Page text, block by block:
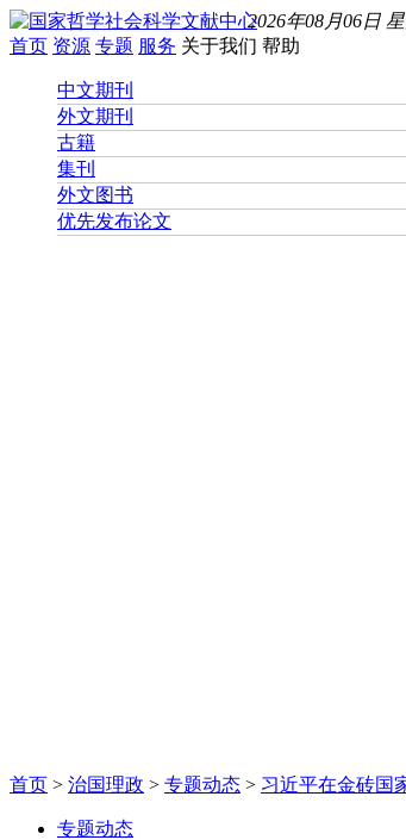
2026年08月06日
首页 资源 专题 服务 关于我们 帮助
中文期刊
外文期刊
古籍
集刊
外文图书
优先发布论文
首页 > 治国理政 > 专题动态 > 习近平在金砖国
专题动态